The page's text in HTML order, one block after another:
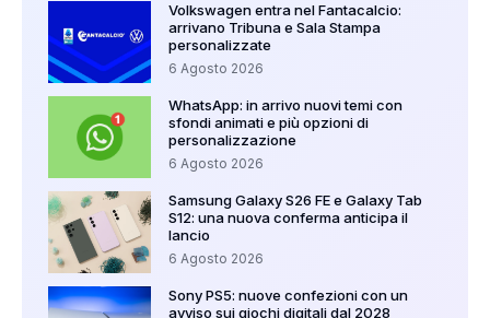
Volkswagen entra nel Fantacalcio:
arrivano Tribuna e Sala Stampa
personalizzate
6 Agosto 2026
WhatsApp: in arrivo nuovi temi con
sfondi animati e più opzioni di
personalizzazione
6 Agosto 2026
Samsung Galaxy S26 FE e Galaxy Tab
S12: una nuova conferma anticipa il
lancio
6 Agosto 2026
Sony PS5: nuove confezioni con un
avviso sui giochi digitali dal 2028